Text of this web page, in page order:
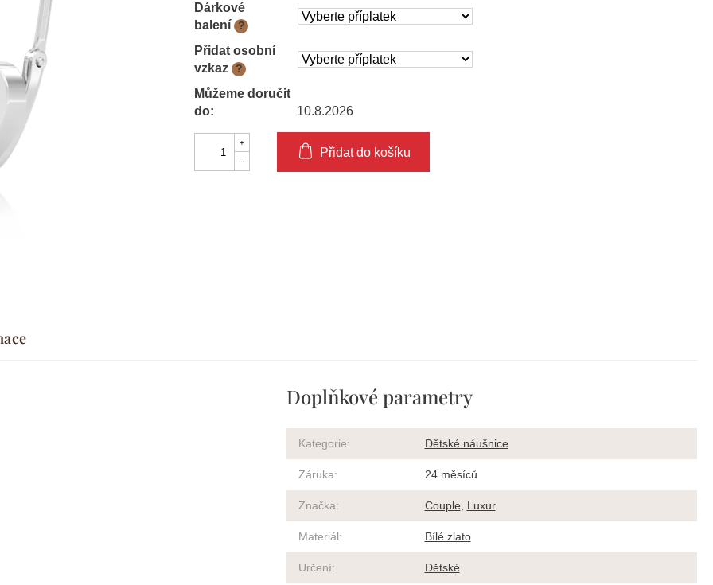
Dárkové
balení
?
Přidat osobní
vzkaz
?
Můžeme doručit
do:
10.8.2026
Přidat do košíku
Doplňkové parametry
Kategorie: Dětské náušnice
Záruka: 24 měsíců
Značka: Couple, Luxur
Materiál: Bílé zlato
Určení: Dětské